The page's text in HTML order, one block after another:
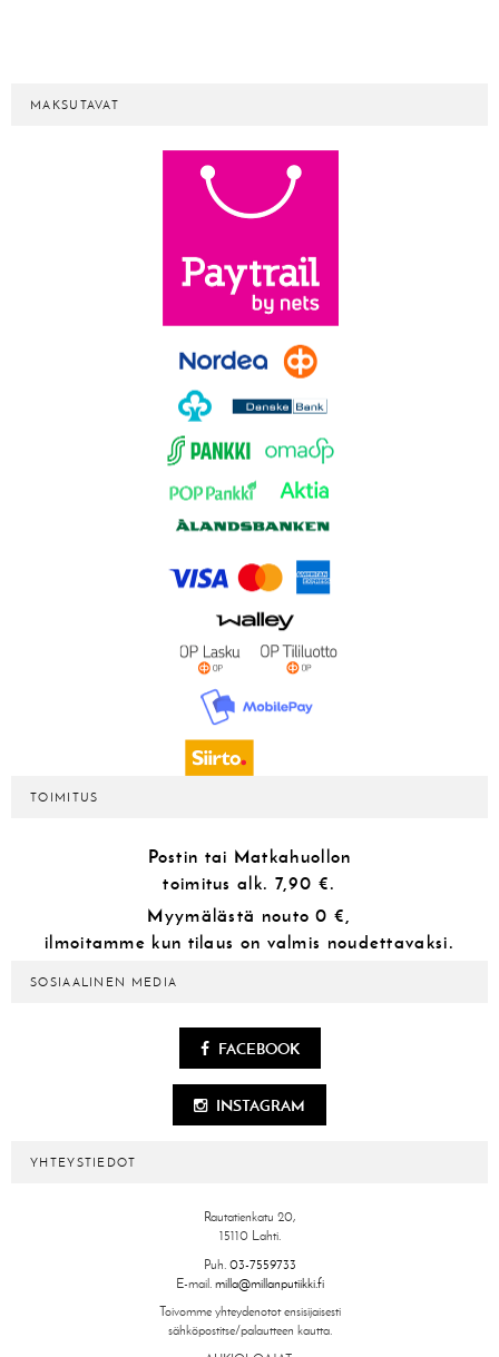
MAKSUTAVAT
TOIMITUS
Postin tai Matkahuollon
toimitus alk. 7,90 €.
Myymälästä nouto 0 €,
ilmoitamme kun tilaus on valmis noudettavaksi.
SOSIAALINEN MEDIA
FACEBOOK
INSTAGRAM
YHTEYSTIEDOT
Rautatienkatu 20,
15110 Lahti.
Puh. 03-7559733
E-mail. milla@millanputiikki.fi
Toivomme yhteydenotot ensisijaisesti
sähköpostitse/palautteen kautta.